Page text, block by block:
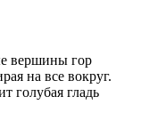
вершины гор
на все вокруг.
голубая гладь